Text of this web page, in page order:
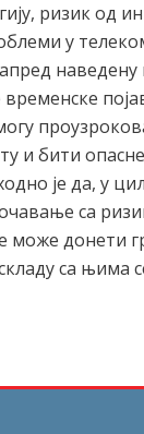
ризик од
у
наведену
временске
и бити
је да, у
са
може донети
са њима